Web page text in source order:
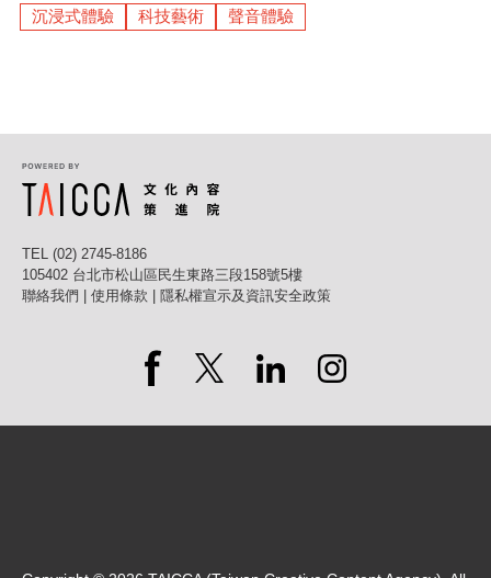
沉浸式體驗 科技藝術 聲音體驗
TEL (02) 2745-8186
105402 台北市松山區民生東路三段158號5樓
聯絡我們
使用條款 隱私權宣示及資訊安全政策